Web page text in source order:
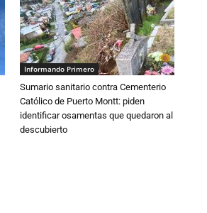
Informando Primero
Sumario sanitario contra Cementerio
Católico de Puerto Montt: piden
identificar osamentas que quedaron al
descubierto